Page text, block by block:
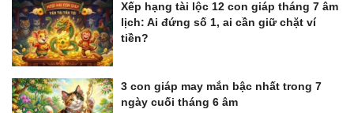
Xếp hạng tài lộc 12 con giáp tháng 7 âm
lịch: Ai đứng số 1, ai cần giữ chặt ví
tiền?
3 con giáp may mắn bậc nhất trong 7
ngày cuối tháng 6 âm